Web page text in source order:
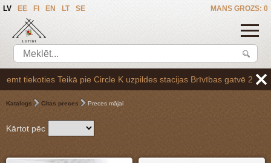
MANS GROZS: 0
LV EE FI EN LT SE
stacijas Brīvības gatvē 265,vai arī Baltezerā, vienojoties par
Katalogs Citas preces Preces mājai
Kārtot pēc